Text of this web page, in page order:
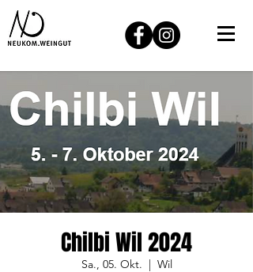
Chilbi Wil 2024
Sa., 05. Okt.
  |
Wil